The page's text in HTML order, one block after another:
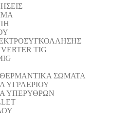
TIG
ΣΩΜΑΤΑ
ΥΓΡΑΕΡΙΟΥ
ΥΠΕΡΥΘΡΩΝ